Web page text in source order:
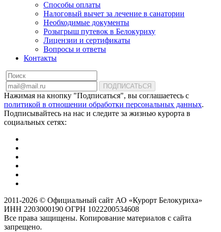
Способы оплаты
Налоговый вычет за лечение в санатории
Необходимые документы
Розыгрыш путевок в Белокуриху
Лицензии и сертификаты
Вопросы и ответы
Контакты
ПОДПИСАТЬСЯ
Нажимая на кнопку "Подписаться", вы соглашаетесь с
политикой в отношении обработки персональных данных.
Подписывайтесь на нас и следите за жизнью курорта в
социальных сетях:
2011-2026 © Официальный сайт АО «Курорт Белокуриха»
ИНН 2203000190 ОГРН 1022200534608
Все права защищены. Копирование материалов с сайта
запрещено.